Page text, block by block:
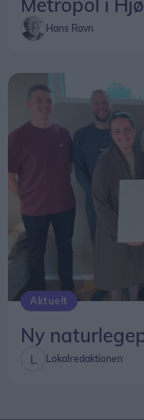
Metropol i
Hans Ravn
Aktuelt
Ny
Lokalredaktionen